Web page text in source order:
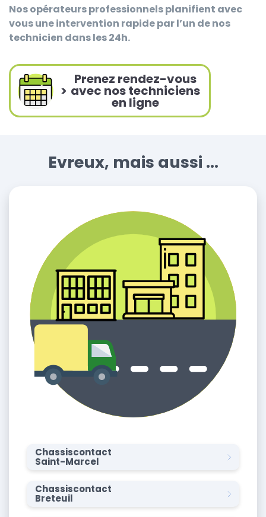
Nos opérateurs professionnels planifient avec
vous une intervention rapide par l’un de nos
technicien dans les 24h.
>
Prenez rendez-vous
avec nos techniciens
en ligne
Evreux, mais aussi ...
Chassiscontact
Saint-Marcel
Chassiscontact
Breteuil